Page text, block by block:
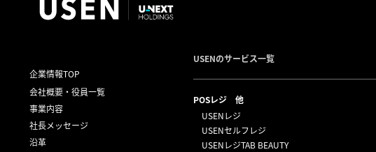
企業情報TOP
会社概要・役員一覧
事業内容
社長メッセージ
沿革
USENのサービス一覧
POSレジ 他
USENレジ
USENセルフレジ
USENレジTAB BEAUTY